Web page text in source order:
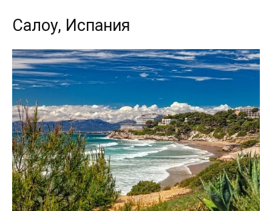
Салоу, Испания